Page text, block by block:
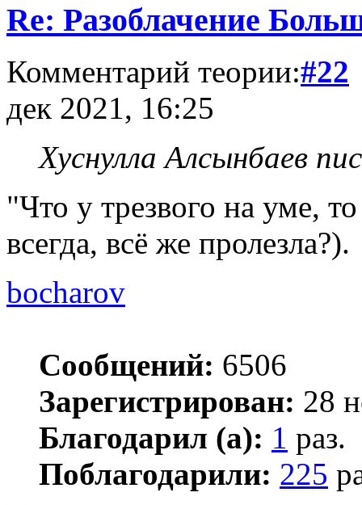
Re: Разоблачение
Комментарий теории:#22
дек 2021, 16:25
Хуснулла Алсынбаев
"Что у трезвого на уме,
всегда, всё же пролезла?).
bocharov
Сообщений: 6506
Зарегистрирован: 28
Благодарил (а): 1 раз.
Поблагодарили: 225